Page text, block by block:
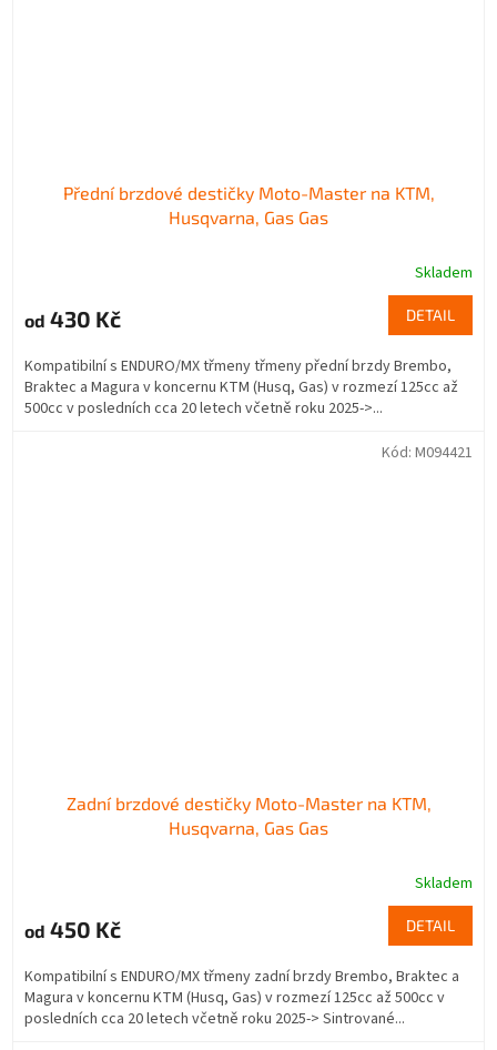
Přední brzdové destičky Moto-Master na KTM,
Husqvarna, Gas Gas
Skladem
od 430 Kč DETAIL
Kompatibilní s ENDURO/MX třmeny třmeny přední brzdy Brembo,
Braktec a Magura v koncernu KTM (Husq, Gas) v rozmezí 125cc až
500cc v posledních cca 20 letech včetně roku 2025->...
Zadní brzdové destičky Moto-Master na KTM,
Husqvarna, Gas Gas
Skladem
od 450 Kč DETAIL
Kompatibilní s ENDURO/MX třmeny zadní brzdy Brembo, Braktec a
Magura v koncernu KTM (Husq, Gas) v rozmezí 125cc až 500cc v
posledních cca 20 letech včetně roku 2025-> Sintrované...
Kód: M094421